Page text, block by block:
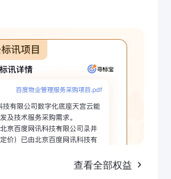
查看全部权益